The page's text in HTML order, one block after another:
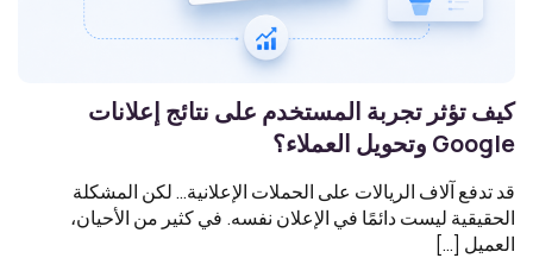
كيف تؤثر تجربة المستخدم على نتائج إعلانات
Google وتحويل العملاء؟
قد تدفع آلاف الريالات على الحملات الإعلانية… لكن المشكلة
الحقيقية ليست دائمًا في الإعلان نفسه. في كثير من الأحيان،
العميل […]